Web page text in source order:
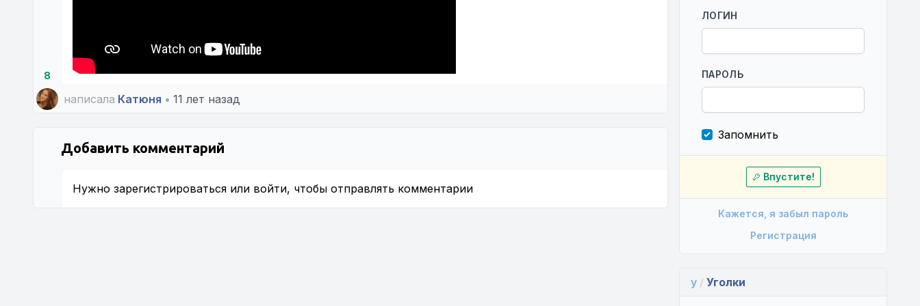
8
написала Катюня • 11 лет назад
Добавить комментарий
Нужно зарегистрироваться или войти, чтобы отправлять комментарии
ЛОГИН
ПАРОЛЬ
Запомнить
Впустите!
Кажется, я забыл пароль
Регистрация
y / Уголки